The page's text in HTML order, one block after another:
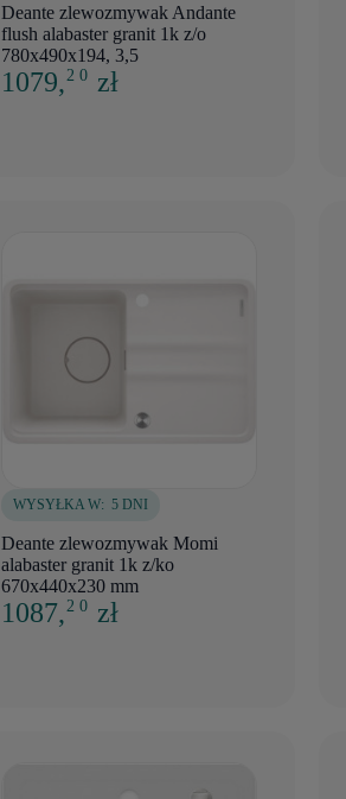
Deante zlewozmywak Andante
flush alabaster granit 1k z/o
780x490x194, 3,5
1079,2 0 zł
WYSYŁKA W: 5 DNI
Deante zlewozmywak Momi
alabaster granit 1k z/ko
670x440x230 mm
1087,2 0 zł